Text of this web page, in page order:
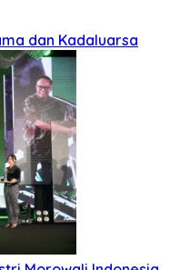
dan Kadaluarsa